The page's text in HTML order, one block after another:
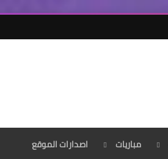
مباريات اصدارات الموقع